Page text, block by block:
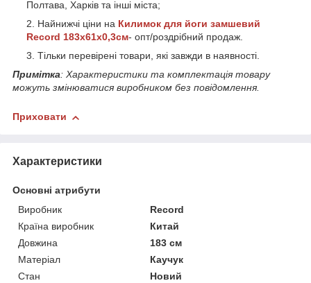
Полтава, Харків та інші міста;
Найнижчі ціни на Килимок для йоги замшевий
Record 183x61x0,3см- опт/роздрібний продаж.
Тільки перевірені товари, які завжди в наявності.
Примітка: Характеристики та комплектація товару
можуть змінюватися виробником без повідомлення.
Приховати
Характеристики
Основні атрибути
Виробник
Record
Країна виробник
Китай
Довжина
183 см
Матеріал
Каучук
Стан
Новий